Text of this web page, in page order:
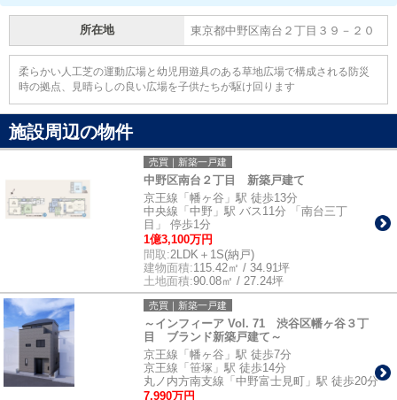
所在地 東京都中野区南台２丁目３９－２０
柔らかい人工芝の運動広場と幼児用遊具のある草地広場で構成される防災
時の拠点、見晴らしの良い広場を子供たちが駆け回ります
施設周辺の物件
売買｜新築一戸建
中野区南台２丁目 新築戸建て
京王線「幡ヶ谷」駅 徒歩13分
中央線「中野」駅 バス11分 「南台三丁
目」 停歩1分
1億3,100万円
間取:2LDK＋1S(納戸)
建物面積:115.42㎡ / 34.91坪
土地面積:90.08㎡ / 27.24坪
売買｜新築一戸建
～インフィーア Vol. 71 渋谷区幡ヶ谷３丁
目 ブランド新築戸建て～
京王線「幡ヶ谷」駅 徒歩7分
京王線「笹塚」駅 徒歩14分
丸ノ内方南支線「中野富士見町」駅 徒歩20分
7,990万円